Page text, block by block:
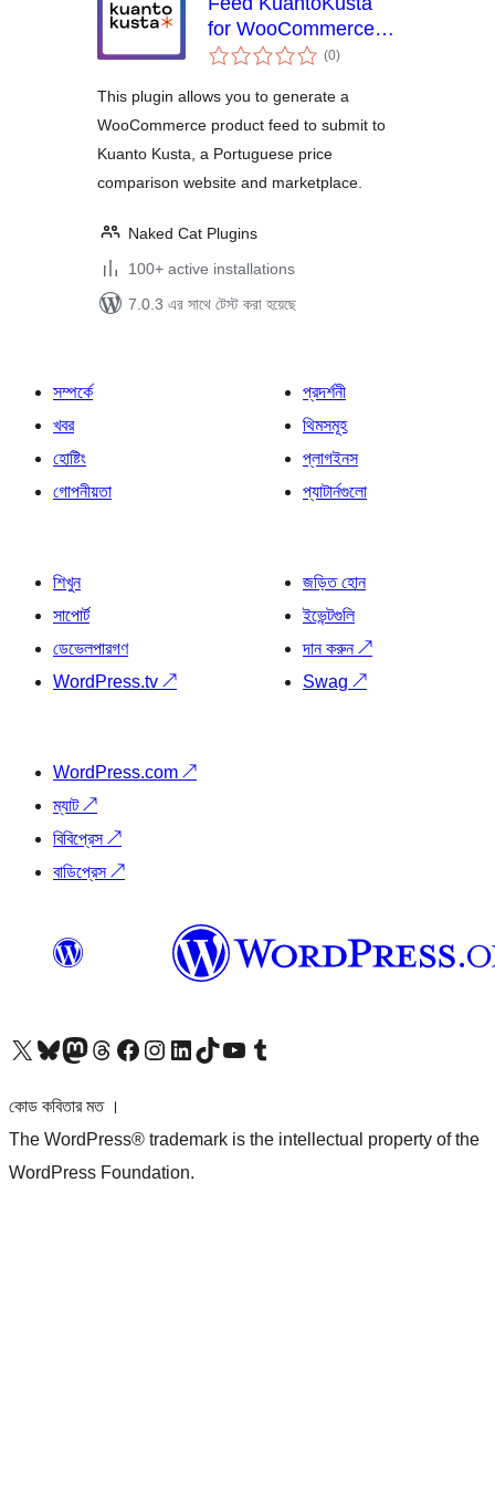
for WooCommerce –
Free
(0total
ratings
)
This plugin allows you to generate a
WooCommerce product feed to submit to
Kuanto Kusta, a Portuguese price
comparison website and marketplace.
Naked Cat Plugins
100+ active installations
7.0.3 এর সাথে টেস্ট করা হয়েছে
সম্পর্কে
খবর
হোষ্টিং
গোপনীয়তা
প্রদর্শনী
থিমসমূহ
প্লাগইনস
প্যাটার্নগুলো
শিখুন
সাপোর্ট
ডেভেলপারগণ
WordPress.tv ↗
জড়িত হোন
ইভেন্টগুলি
দান করুন↗
Swag ↗
WordPress.com ↗
ম্যাট↗
বিবিপ্রেস↗
বাডিপ্রেস↗
আমাদের X (আগের টুইটার) অ্যাকাউন্টে যানআমাদের Bluesky অ্যাকাউন্টটি দেখুনআমাদের মাস্টোডন অ্যাকাউন্টটি দেখুনআমাদের থ্রেডস অ্যাকাউন্টটি দেখুনআমাদের ফেসবুক পেজ দেখুনআমাদের ইন্সটাগ্রাম অ্যাকাউন্ট দেখুনআমাদের লিঙ্কডইন অ্যাকাউন্টে যানআমাদের TikTok অ্যাকাউন্টটি দেখুনআমাদের ইউটিউব চ্যানেলে যান আমাদের টাম্বলার অ্যাকাউন্ট দেখুন
কোড কবিতার মত ।
The WordPress® trademark is the intellectual property of the
WordPress Foundation.